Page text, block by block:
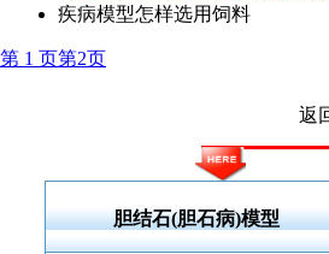
疾病模型怎样选用饲料
第 1 页第2页
返
胆结石(胆石病)模型